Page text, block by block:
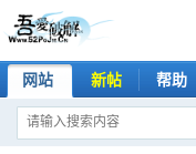
网站 新帖 帮助